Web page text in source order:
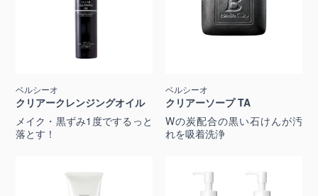
ベルシーオ
クリアークレンジングオイル
メイク・黒ずみ1度でするっと
落とす！
ベルシーオ
クリアーソープ TA
Wの炭配合の黒い石けんが汚
れを吸着洗浄